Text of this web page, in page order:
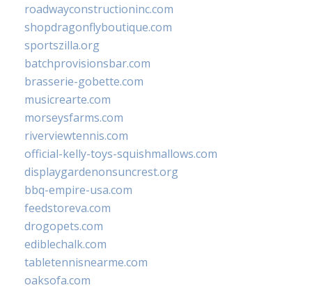
roadwayconstructioninc.com
shopdragonflyboutique.com
sportszilla.org
batchprovisionsbar.com
brasserie-gobette.com
musicrearte.com
morseysfarms.com
riverviewtennis.com
official-kelly-toys-squishmallows.com
displaygardenonsuncrest.org
bbq-empire-usa.com
feedstoreva.com
drogopets.com
ediblechalk.com
tabletennisnearme.com
oaksofa.com